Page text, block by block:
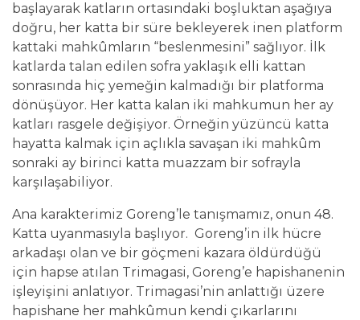
başlayarak katların ortasındaki boşluktan aşağıya
doğru, her katta bir süre bekleyerek inen platform
kattaki mahkûmların “beslenmesini” sağlıyor. İlk
katlarda talan edilen sofra yaklaşık elli kattan
sonrasında hiç yemeğin kalmadığı bir platforma
dönüşüyor. Her katta kalan iki mahkumun her ay
katları rasgele değişiyor. Örneğin yüzüncü katta
hayatta kalmak için açlıkla savaşan iki mahkûm
sonraki ay birinci katta muazzam bir sofrayla
karşılaşabiliyor.
Ana karakterimiz Goreng’le tanışmamız, onun 48.
Katta uyanmasıyla başlıyor. Goreng’in ilk hücre
arkadaşı olan ve bir göçmeni kazara öldürdüğü
için hapse atılan Trimagasi, Goreng’e hapishanenin
işleyişini anlatıyor. Trimagasi’nin anlattığı üzere
hapishane her mahkûmun kendi çıkarlarını